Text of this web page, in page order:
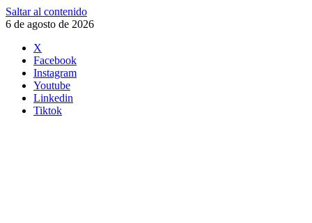
Saltar al contenido
6 de agosto de 2026
X
Facebook
Instagram
Youtube
Linkedin
Tiktok